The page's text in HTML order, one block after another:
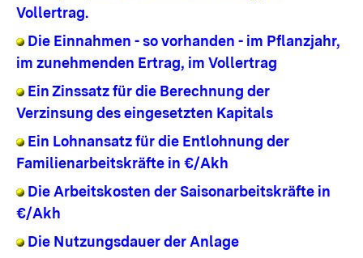
Vollertrag.
Die Einnahmen - so vorhanden - im Pflanzjahr,
im zunehmenden Ertrag, im Vollertrag
Ein Zinssatz für die Berechnung der
Verzinsung des eingesetzten Kapitals
Ein Lohnansatz für die Entlohnung der
Familienarbeitskräfte in €/Akh
Die Arbeitskosten der Saisonarbeitskräfte in
€/Akh
Die Nutzungsdauer der Anlage